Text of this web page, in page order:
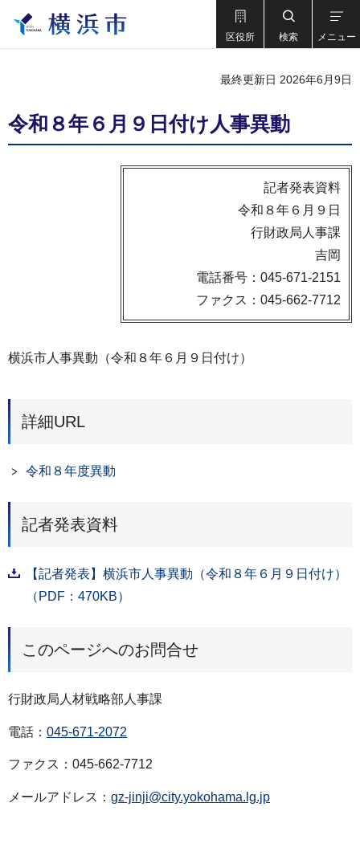
区役所 検索 メニュー
最終更新日 2026年6月9日
令和８年６月９日付け人事異動
記者発表資料
令和８年６月９日
行財政局人事課
吉岡
電話番号：045-671-2151
ファクス：045-662-7712
横浜市人事異動（令和８年６月９日付け）
詳細URL
令和８年度異動
記者発表資料
【記者発表】横浜市人事異動（令和８年６月９日付け）
（PDF：470KB）
このページへのお問合せ
行財政局人材戦略部人事課
電話： 045-671-2072
ファクス：045-662-7712
メールアドレス： gz-jinji@city.yokohama.lg.jp